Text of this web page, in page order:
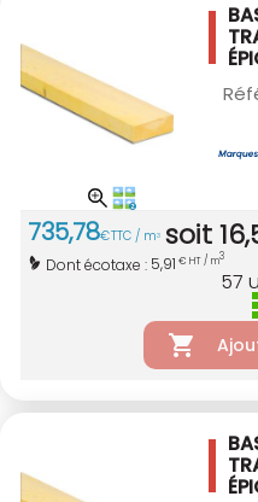
735,78€TTC / m3 soit16,
Dont écotaxe : 5,91 € HT / m3
57